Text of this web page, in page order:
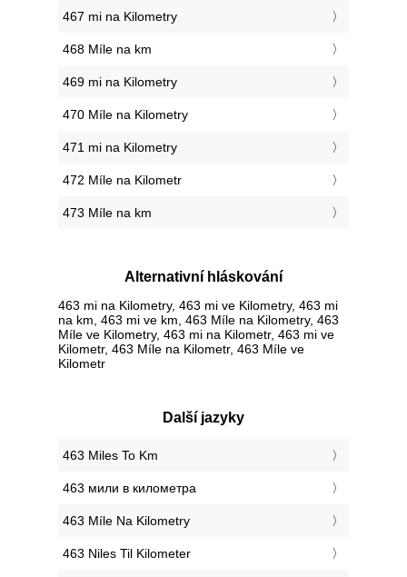
467 mi na Kilometry
468 Míle na km
469 mi na Kilometry
470 Míle na Kilometry
471 mi na Kilometry
472 Míle na Kilometr
473 Míle na km
Alternativní hláskování
463 mi na Kilometry, 463 mi ve Kilometry, 463 mi
na km, 463 mi ve km, 463 Míle na Kilometry, 463
Míle ve Kilometry, 463 mi na Kilometr, 463 mi ve
Kilometr, 463 Míle na Kilometr, 463 Míle ve
Kilometr
Další jazyky
‎463 Miles To Km
‎463 мили в километра
‎463 Míle Na Kilometry
‎463 Niles Til Kilometer